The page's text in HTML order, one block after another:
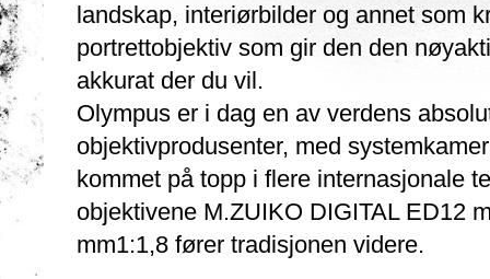
landskap, interiørbilder og annet som
portrettobjektiv som gir den den
akkurat der du vil.
Olympus er i dag en av verdens
objektivprodusenter, med
kommet på topp i flere internasjonale
objektivene M.ZUIKO DIGITAL ED12
mm1:1,8 fører tradisjonen videre.